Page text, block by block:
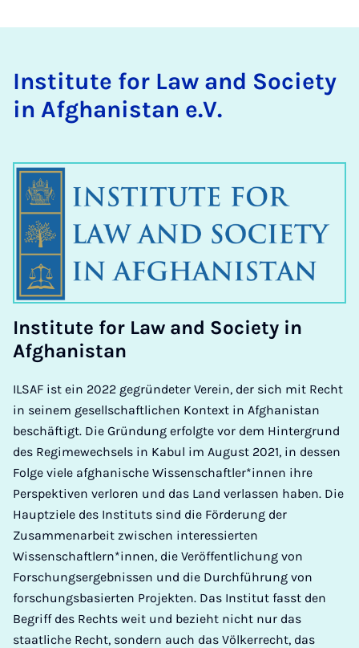
In­sti­tute for Law and So­ci­ety
in Afgh­anistan e.V.
Institute for Law and Society in
Afghanistan
ILSAF ist ein 2022 gegründeter Verein, der sich mit Recht
in seinem gesellschaftlichen Kontext in Afghanistan
beschäftigt. Die Gründung erfolgte vor dem Hintergrund
des Regimewechsels in Kabul im August 2021, in dessen
Folge viele afghanische Wissenschaftler*innen ihre
Perspektiven verloren und das Land verlassen haben. Die
Hauptziele des Instituts sind die Förderung der
Zusammenarbeit zwischen interessierten
Wissenschaftlern*innen, die Veröffentlichung von
Forschungsergebnissen und die Durchführung von
forschungsbasierten Projekten. Das Institut fasst den
Begriff des Rechts weit und bezieht nicht nur das
staatliche Recht, sondern auch das Völkerrecht, das